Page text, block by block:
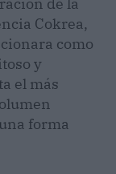
Cokrea,
como
y
el más
forma